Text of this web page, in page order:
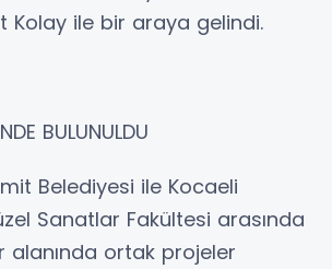
Kolay ile bir araya gelindi.
BULUNULDU
Belediyesi ile Kocaeli
Sanatlar Fakültesi arasında
alanında ortak projeler